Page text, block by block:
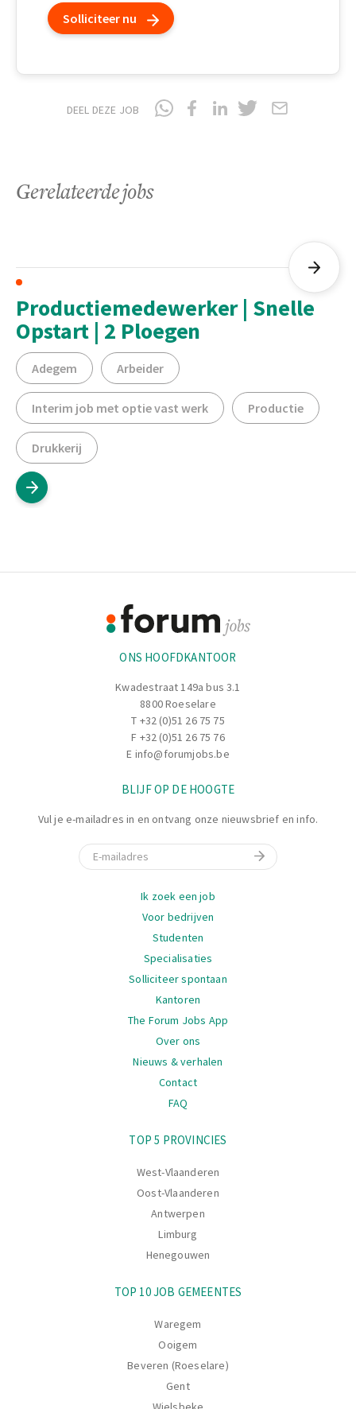
Solliciteer nu
DEEL DEZE JOB
Gerelateerde jobs
Productiemedewerker | Snelle
Opstart | 2 Ploegen
Adegem Arbeider
Interim job met optie vast werk Productie
Drukkerij
ONS HOOFDKANTOOR
Kwadestraat 149a bus 3.1
8800 Roeselare
T +32 (0)51 26 75 75
F +32 (0)51 26 75 76
E info@forumjobs.be
BLIJF OP DE HOOGTE
Vul je e-mailadres in en ontvang onze nieuwsbrief en info.
E-mail
Ik zoek een job
Voor bedrijven
Studenten
Specialisaties
Solliciteer spontaan
Kantoren
The Forum Jobs App
Over ons
Nieuws & verhalen
Contact
FAQ
TOP 5 PROVINCIES
West-Vlaanderen
Oost-Vlaanderen
Antwerpen
Limburg
Henegouwen
TOP 10 JOB GEMEENTES
Waregem
Ooigem
Beveren (Roeselare)
Gent